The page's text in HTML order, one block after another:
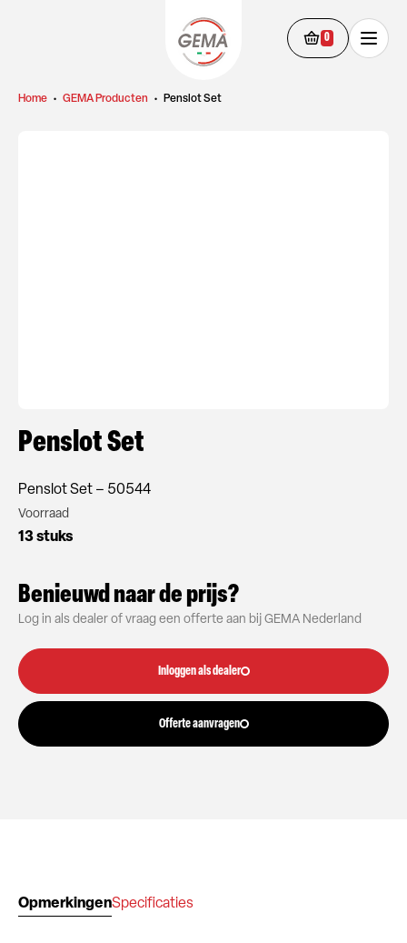
0
Home • GEMA Producten • Penslot Set
Penslot Set
Penslot Set – 50544
Voorraad
13 stuks
Benieuwd naar de prijs?
Log in als dealer of vraag een offerte aan bij GEMA Nederland
Inloggen als dealer
Offerte aanvragen
OpmerkingenSpecificaties